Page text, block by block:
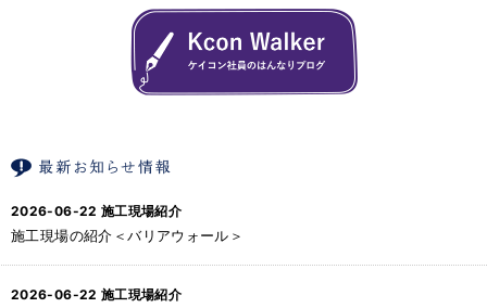
2026-06-22 施工現場紹介
施工現場の紹介＜バリアウォール＞
2026-06-22 施工現場紹介